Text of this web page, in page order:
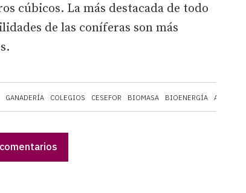
GANADERÍA COLEGIOS CESEFOR BIOMASA BIOENERGÍA
cúbicos. La más destacada de todo
de las coníferas son más